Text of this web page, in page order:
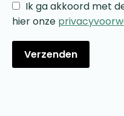
Ik ga akkoord met
hier onze